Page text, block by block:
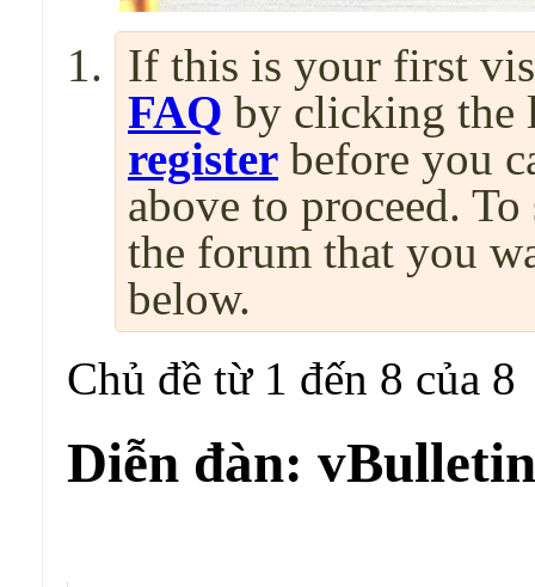
If this is your first
FAQ by clicking the
register before you
above to proceed.
the forum that you
below.
Chủ đề từ 1 đến 8 của 8
Diễn đàn: